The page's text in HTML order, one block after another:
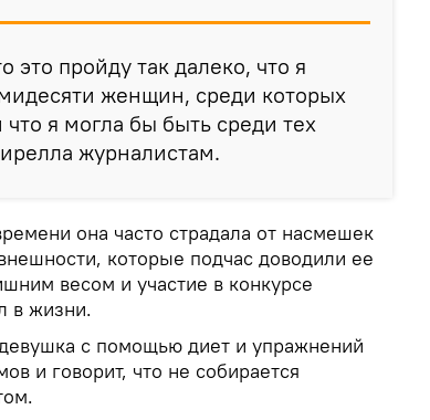
это пройду так далеко, что я
женщин, среди которых
я могла бы быть среди тех
журналистам.
она часто страдала от насмешек
которые подчас доводили ее
весом и участие в конкурсе
в жизни.
с помощью диет и упражнений
и говорит, что не собирается